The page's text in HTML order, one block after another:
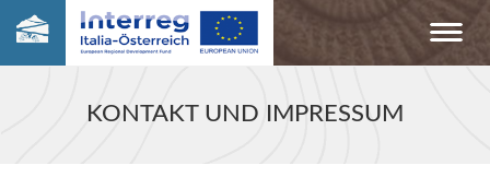
KONTAKT UND IMPRESSUM